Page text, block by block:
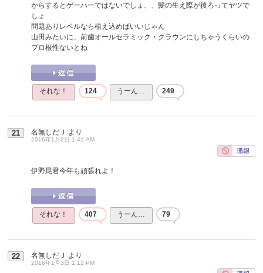
からするとゲーハーではないでしょ、、髪の生え際が後ろってヤツで
しょ
問題ありレベルなら植え込めばいいじゃん
山田みたいに、前歯オールセラミック・クラウンにしちゃうくらいの
プロ根性ないとね
それな！ 124 うーん… 249
21 名無しだＪ より
2016年1月2日 1:41 AM
伊野尾君今年も頑張れよ！
それな！ 407 うーん… 79
22 名無しだＪ より
2016年1月3日 1:12 PM